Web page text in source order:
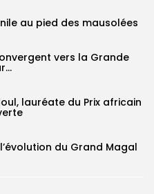
au pied des mausolées
vers la Grande
lauréate du Prix africain
du Grand Magal